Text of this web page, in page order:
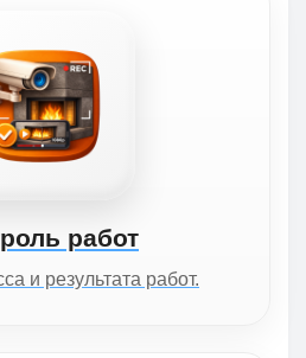
работ
и результата работ.